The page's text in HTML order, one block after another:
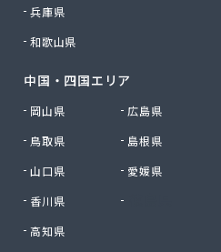
スセンター
兵庫県
和歌山県
中国・四国エリア
岡山県
広島県
鳥取県
島根県
山口県
愛媛県
香川県
高知県